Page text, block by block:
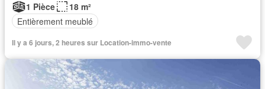
1 Pièce
18 m²
Entièrement meublé
Il y a 6 jours, 2 heures sur Location-immo-vente